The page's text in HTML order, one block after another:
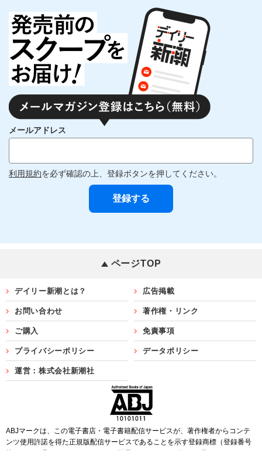
メールアドレス
利用規約を必ず確認の上、登録ボタンを押してください。
ページTOP
デイリー新潮とは？ 広告掲載
お問い合わせ 著作権・リンク
ご購入 免責事項
プライバシーポリシー データポリシー
運営：株式会社新潮社
ABJマークは、この電子書店・電子書籍配信サービスが、著作権者からコンテ
ンツ使用許諾を得た正規版配信サービスであることを示す登録商標（登録番号
第6091713号）です。ABJマークを掲示しているサービスの一覧は